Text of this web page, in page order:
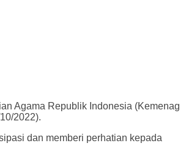
Agama Republik Indonesia (Kemenag
2022).
dan memberi perhatian kepada